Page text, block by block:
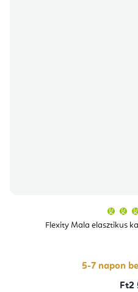
Flexity Mala elasztikus
5-7 napon
Ft2